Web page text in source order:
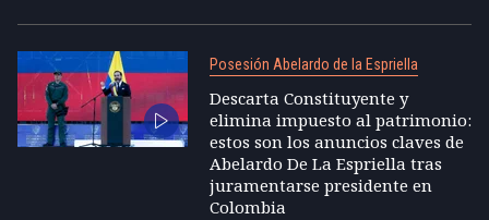
Posesión Abelardo de la Espriella
Descarta Constituyente y
elimina impuesto al patrimonio:
estos son los anuncios claves de
Abelardo De La Espriella tras
juramentarse presidente en
Colombia